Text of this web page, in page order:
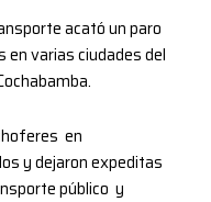
acató un paro
en varias ciudades del
en
y dejaron expeditas
público y